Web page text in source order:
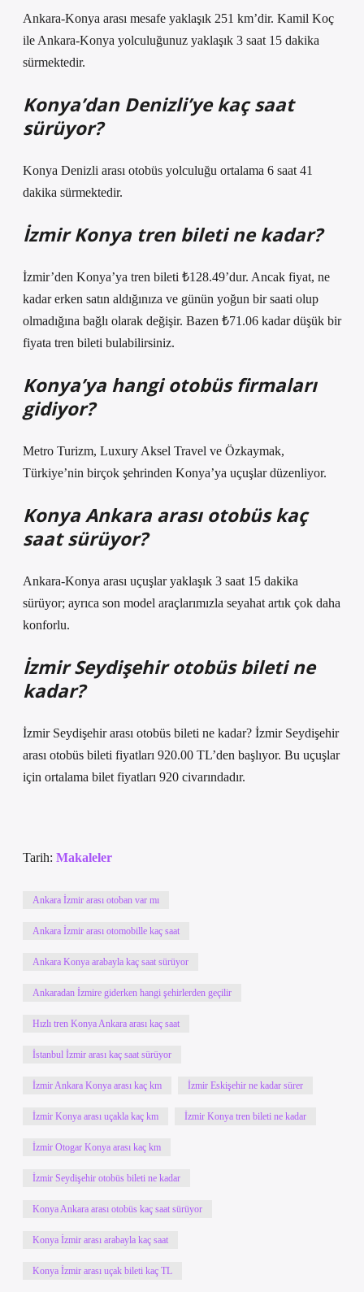
Ankara-Konya arası mesafe yaklaşık 251 km’dir. Kamil Koç
ile Ankara-Konya yolculuğunuz yaklaşık 3 saat 15 dakika
sürmektedir.
Konya’dan Denizli’ye kaç saat
sürüyor?
Konya Denizli arası otobüs yolculuğu ortalama 6 saat 41
dakika sürmektedir.
İzmir Konya tren bileti ne kadar?
İzmir’den Konya’ya tren bileti ₺128.49’dur. Ancak fiyat, ne
kadar erken satın aldığınıza ve günün yoğun bir saati olup
olmadığına bağlı olarak değişir. Bazen ₺71.06 kadar düşük bir
fiyata tren bileti bulabilirsiniz.
Konya’ya hangi otobüs firmaları
gidiyor?
Metro Turizm, Luxury Aksel Travel ve Özkaymak,
Türkiye’nin birçok şehrinden Konya’ya uçuşlar düzenliyor.
Konya Ankara arası otobüs kaç
saat sürüyor?
Ankara-Konya arası uçuşlar yaklaşık 3 saat 15 dakika
sürüyor; ayrıca son model araçlarımızla seyahat artık çok daha
konforlu.
İzmir Seydişehir otobüs bileti ne
kadar?
İzmir Seydişehir arası otobüs bileti ne kadar? İzmir Seydişehir
arası otobüs bileti fiyatları 920.00 TL’den başlıyor. Bu uçuşlar
için ortalama bilet fiyatları 920 civarındadır.
Tarih: Makaleler
Ankara İzmir arası otoban var mı
Ankara İzmir arası otomobille kaç saat
Ankara Konya arabayla kaç saat sürüyor
Ankaradan İzmire giderken hangi şehirlerden geçilir
Hızlı tren Konya Ankara arası kaç saat
İstanbul İzmir arası kaç saat sürüyor
İzmir Ankara Konya arası kaç km İzmir Eskişehir ne kadar sürer
İzmir Konya arası uçakla kaç km İzmir Konya tren bileti ne kadar
İzmir Otogar Konya arası kaç km
İzmir Seydişehir otobüs bileti ne kadar
Konya Ankara arası otobüs kaç saat sürüyor
Konya İzmir arası arabayla kaç saat
Konya İzmir arası uçak bileti kaç TL